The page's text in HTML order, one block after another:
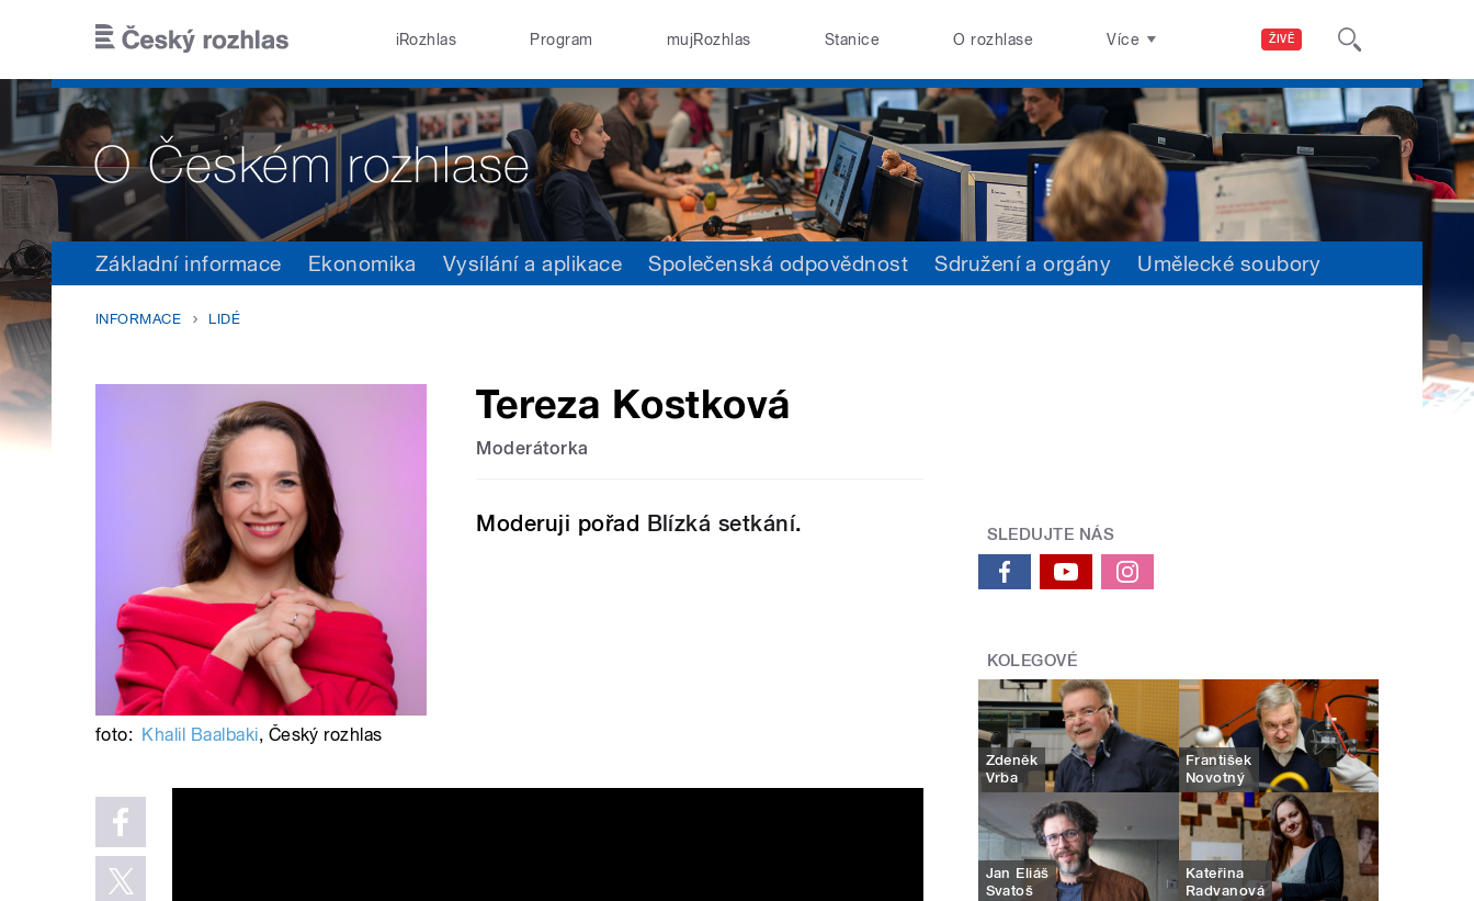
ŽIVĚ
iRozhlas Program mujRozhlas Stanice O rozhlase Více
Základní informace Ekonomika Vysílání a aplikace Společenská odpovědnost Sdružení a orgány Umělecké soubory
INFORMACE LIDÉ
Tereza Kostková
Moderátorka
Moderuji pořad Blízká setkání.
foto: Khalil Baalbaki, Český rozhlas
SLEDUJTE NÁS
KOLEGOVÉ
Zdeněk
Vrba
František
Novotný
Jan Eliáš
Svatoš
Kateřina
Radvanová